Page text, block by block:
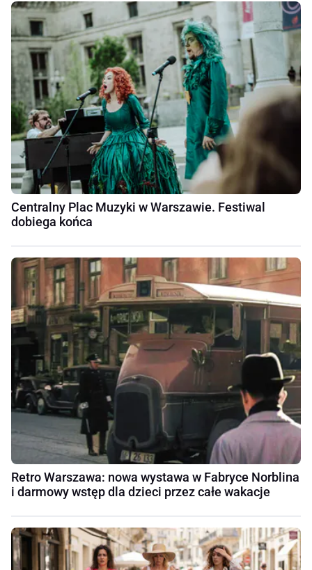
Centralny Plac Muzyki w Warszawie. Festiwal
dobiega końca
Retro Warszawa: nowa wystawa w Fabryce Norblina
i darmowy wstęp dla dzieci przez całe wakacje